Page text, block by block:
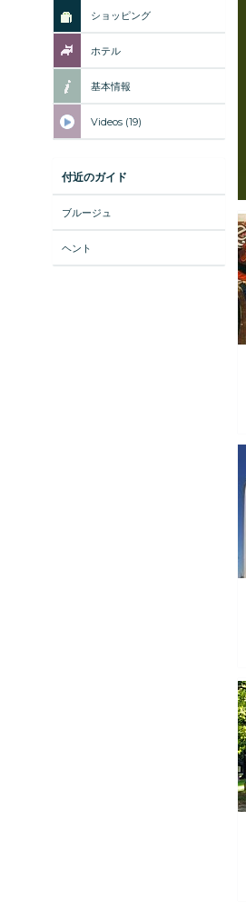
ショッピング
ホテル
基本情報
Videos (19)
付近のガイド
ブルージュ
ヘント